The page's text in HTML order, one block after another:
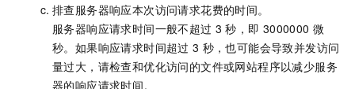
排查服务器响应本次访问请求花费的时间。
服务器响应请求时间一般不超过 3 秒，即 3000000 微
秒。如果响应请求时间超过 3 秒，也可能会导致并发访问
量过大，请检查和优化访问的文件或网站程序以减少服务
器的响应请求时间。